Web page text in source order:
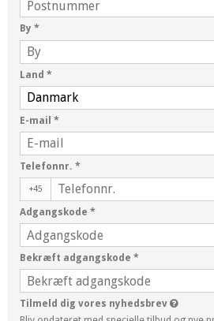
By *
Land *
E-mail *
Telefonnr. *
+45
Adgangskode *
Bekræft adgangskode *
Tilmeld dig vores nyhedsbrev